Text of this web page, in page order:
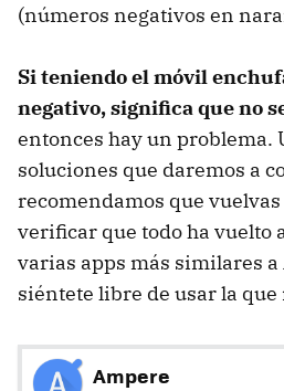
(números negativos en
Si teniendo el móvil
negativo, significa que no
entonces hay un problema.
soluciones que daremos a
recomendamos que
verificar que todo ha vuelto
varias apps más similares a
siéntete libre de usar la que
Ampere